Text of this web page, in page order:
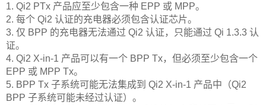
1. Qi2 PTx 产品应至少包含一种 EPP 或 MPP。
2. 每个 Qi2 认证的充电器必须包含认证芯片。
3. 仅 BPP 的充电器无法通过 Qi2 认证，只能通过 Qi 1.3.3 认
证。
4. Qi2 X-in-1 产品可以有一个 BPP Tx，但必须至少包含一个
EPP 或 MPP Tx。
5. BPP Tx 子系统可能无法集成到 Qi2 X-in-1 产品中（Qi2
BPP 子系统可能未经过认证）。